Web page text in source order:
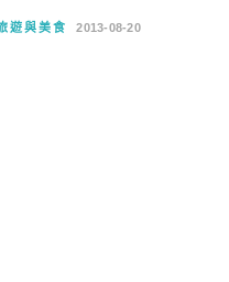
遊與美食 2013-08-20